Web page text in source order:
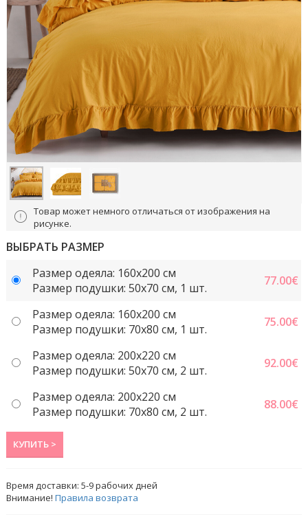
Товар может немного отличаться от изображения на
рисунке.
ВЫБРАТЬ РАЗМЕР
Размер одеяла: 160x200 см
Размер подушки: 50x70 cм, 1 шт.
77.00€
Размер одеяла: 160x200 см
Размер подушки: 70x80 см, 1 шт.
75.00€
Размер одеяла: 200x220 cм
Размер подушки: 50x70 cм, 2 шт.
92.00€
Размер одеяла: 200x220 cм
Размер подушки: 70x80 см, 2 шт.
88.00€
КУПИТЬ >
Время доставки:5-9рабочих дней
Внимание!Правила возврата